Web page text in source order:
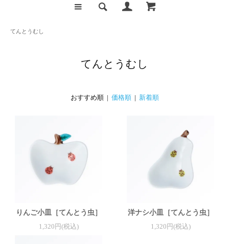
てんとうむし
てんとうむし
おすすめ順 | 価格順 新着順
りんご小皿［てんとう虫］
1,320円(税込)
洋ナシ小皿［てんとう虫］
1,320円(税込)